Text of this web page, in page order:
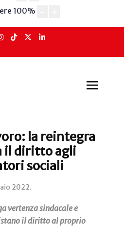
100%
la reintegra
il diritto agli
sociali
2022.
vertenza sindacale e
il diritto al proprio